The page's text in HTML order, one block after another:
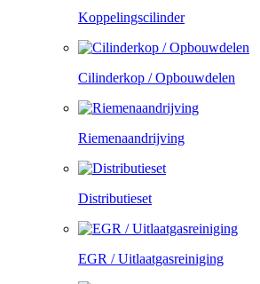
Koppelingscilinder
Cilinderkop / Opbouwdelen
Riemenaandrijving
Distributieset
EGR / Uitlaatgasreiniging